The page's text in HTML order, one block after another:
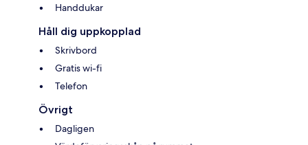
Handdukar
Håll dig uppkopplad
Skrivbord
Gratis wi-fi
Telefon
Övrigt
Dagligen